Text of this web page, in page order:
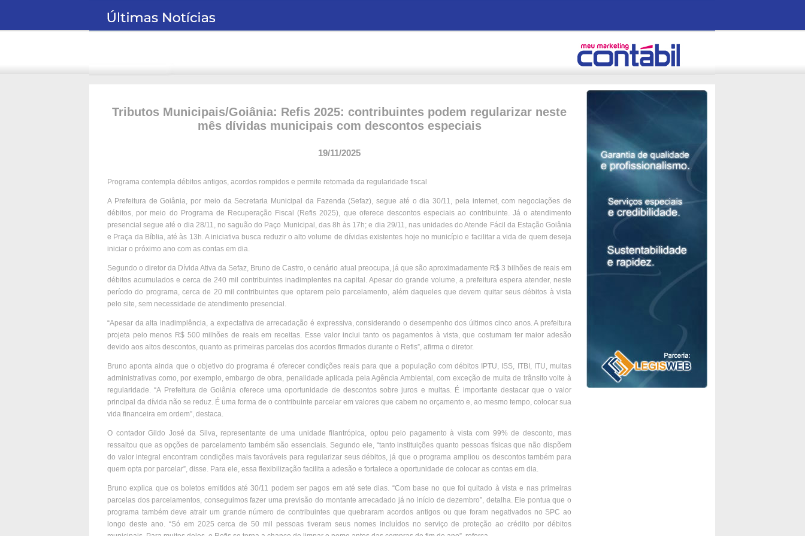
Tributos Municipais/Goiânia: Refis 2025: contribuintes podem regularizar neste
mês dívidas municipais com descontos especiais
19/11/2025
Programa contempla débitos antigos, acordos rompidos e permite retomada da regularidade fiscal
A Prefeitura de Goiânia, por meio da Secretaria Municipal da Fazenda (Sefaz), segue até o dia 30/11, pela internet, com negociações de
débitos, por meio do Programa de Recuperação Fiscal (Refis 2025), que oferece descontos especiais ao contribuinte. Já o atendimento
presencial segue até o dia 28/11, no saguão do Paço Municipal, das 8h às 17h; e dia 29/11, nas unidades do Atende Fácil da Estação Goiânia
e Praça da Bíblia, até às 13h. A iniciativa busca reduzir o alto volume de dívidas existentes hoje no município e facilitar a vida de quem deseja
iniciar o próximo ano com as contas em dia.
Segundo o diretor da Dívida Ativa da Sefaz, Bruno de Castro, o cenário atual preocupa, já que são aproximadamente R$ 3 bilhões de reais em
débitos acumulados e cerca de 240 mil contribuintes inadimplentes na capital. Apesar do grande volume, a prefeitura espera atender, neste
período do programa, cerca de 20 mil contribuintes que optarem pelo parcelamento, além daqueles que devem quitar seus débitos à vista
pelo site, sem necessidade de atendimento presencial.
“Apesar da alta inadimplência, a expectativa de arrecadação é expressiva, considerando o desempenho dos últimos cinco anos. A prefeitura
projeta pelo menos R$ 500 milhões de reais em receitas. Esse valor inclui tanto os pagamentos à vista, que costumam ter maior adesão
devido aos altos descontos, quanto as primeiras parcelas dos acordos firmados durante o Refis”, afirma o diretor.
Bruno aponta ainda que o objetivo do programa é oferecer condições reais para que a população com débitos IPTU, ISS, ITBI, ITU, multas
administrativas como, por exemplo, embargo de obra, penalidade aplicada pela Agência Ambiental, com exceção de multa de trânsito volte à
regularidade. “A Prefeitura de Goiânia oferece uma oportunidade de descontos sobre juros e multas. É importante destacar que o valor
principal da dívida não se reduz. É uma forma de o contribuinte parcelar em valores que cabem no orçamento e, ao mesmo tempo, colocar sua
vida financeira em ordem”, destaca.
O contador Gildo José da Silva, representante de uma unidade filantrópica, optou pelo pagamento à vista com 99% de desconto, mas
ressaltou que as opções de parcelamento também são essenciais. Segundo ele, “tanto instituições quanto pessoas físicas que não dispõem
do valor integral encontram condições mais favoráveis para regularizar seus débitos, já que o programa ampliou os descontos também para
quem opta por parcelar”, disse. Para ele, essa flexibilização facilita a adesão e fortalece a oportunidade de colocar as contas em dia.
Bruno explica que os boletos emitidos até 30/11 podem ser pagos em até sete dias. “Com base no que foi quitado à vista e nas primeiras
parcelas dos parcelamentos, conseguimos fazer uma previsão do montante arrecadado já no início de dezembro”, detalha. Ele pontua que o
programa também deve atrair um grande número de contribuintes que quebraram acordos antigos ou que foram negativados no SPC ao
longo deste ano. “Só em 2025 cerca de 50 mil pessoas tiveram seus nomes incluídos no serviço de proteção ao crédito por débitos